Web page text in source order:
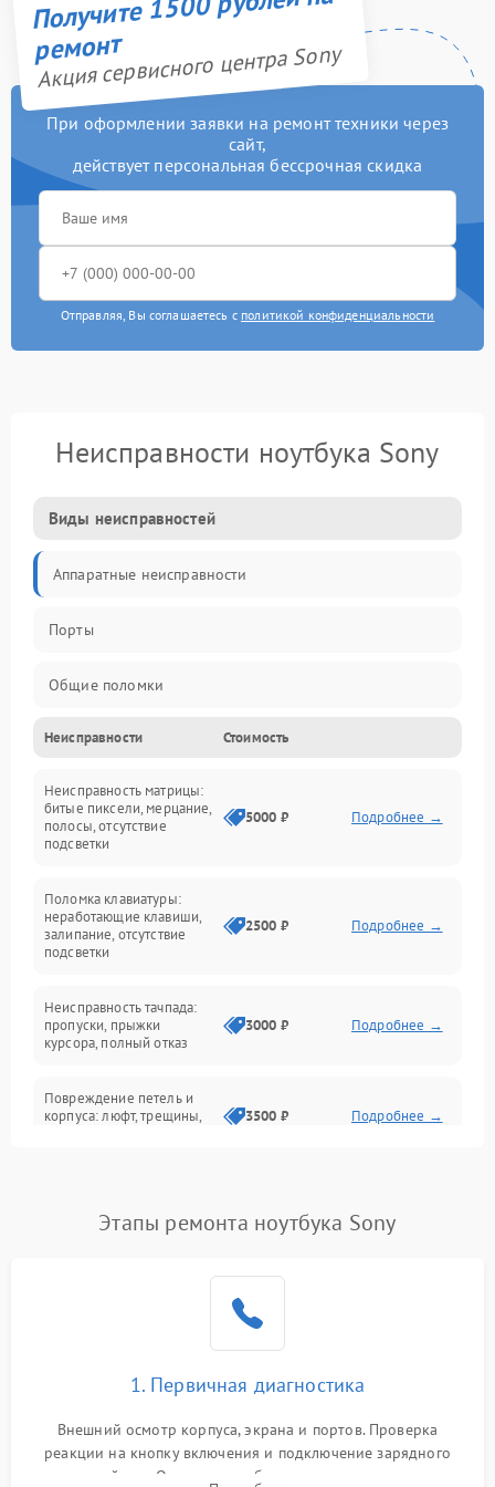
ремонт
Акция сервисного центра Sony
При оформлении заявки на ремонт техники через
сайт,
действует персональная бессрочная скидка
Отправляя, Вы соглашаетесь с политикой конфиденциальности
Неисправности ноутбука Sony
Виды неисправностей
Аппаратные неисправности
Порты
Общие поломки
Устройства
Программные ошибки
Электрические и системные сбои
Интерфейсные проблемы
Батарея
Сеть и интернет
Неисправности Стоимость
Неисправность матрицы:
битые пиксели, мерцание,
полосы, отсутствие
подсветки
5000 ₽ Подробнее →
Поломка клавиатуры:
неработающие клавиши,
залипание, отсутствие
подсветки
2500 ₽ Подробнее →
Неисправность тачпада:
пропуски, прыжки
курсора, полный отказ
3000 ₽ Подробнее →
Повреждение петель и
корпуса: люфт, трещины,
3500 ₽ Подробнее →
невозможность зарядки,
2500 ₽ Подробнее →
2000 ₽
Перегрев из‑за пыли,
неисправности кулера
Выход из строя SSD или
Этапы ремонта ноутбука Sony
1. Первичная диагностика
Внешний осмотр корпуса, экрана и портов. Проверка
реакции на кнопку включения и подключение зарядного
устройства. Оценка потребления тока с помощью